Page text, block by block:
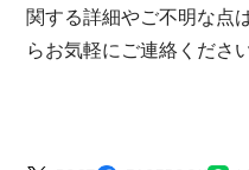
関する詳細やご不明な点
らお気軽にご連絡ください